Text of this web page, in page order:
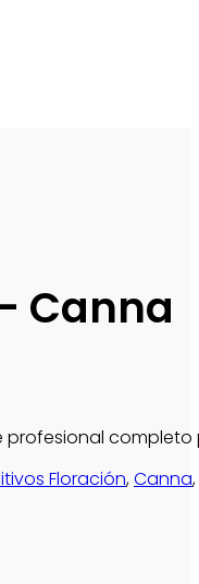
Canna
profesional
Floración,Canna,